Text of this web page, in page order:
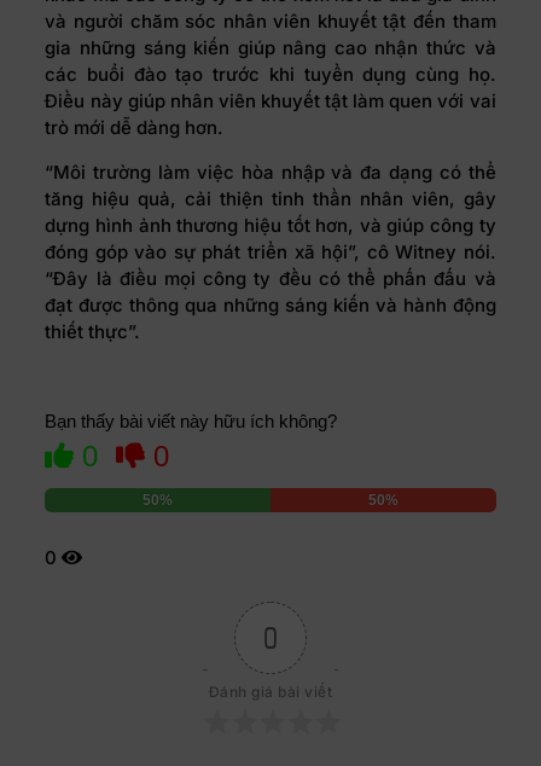
và người chăm sóc nhân viên khuyết tật đến tham
gia những sáng kiến giúp nâng cao nhận thức và
các buổi đào tạo trước khi tuyển dụng cùng họ.
Điều này giúp nhân viên khuyết tật làm quen với vai
trò mới dễ dàng hơn.
“Môi trường làm việc hòa nhập và đa dạng có thể
tăng hiệu quả, cải thiện tinh thần nhân viên, gây
dựng hình ảnh thương hiệu tốt hơn, và giúp công ty
đóng góp vào sự phát triển xã hội”, cô Witney nói.
“Đây là điều mọi công ty đều có thể phấn đấu và
đạt được thông qua những sáng kiến và hành động
thiết thực”.
Bạn thấy bài viết này hữu ích không?
0 0
50% 50%
0
0
Đánh giá bài viết